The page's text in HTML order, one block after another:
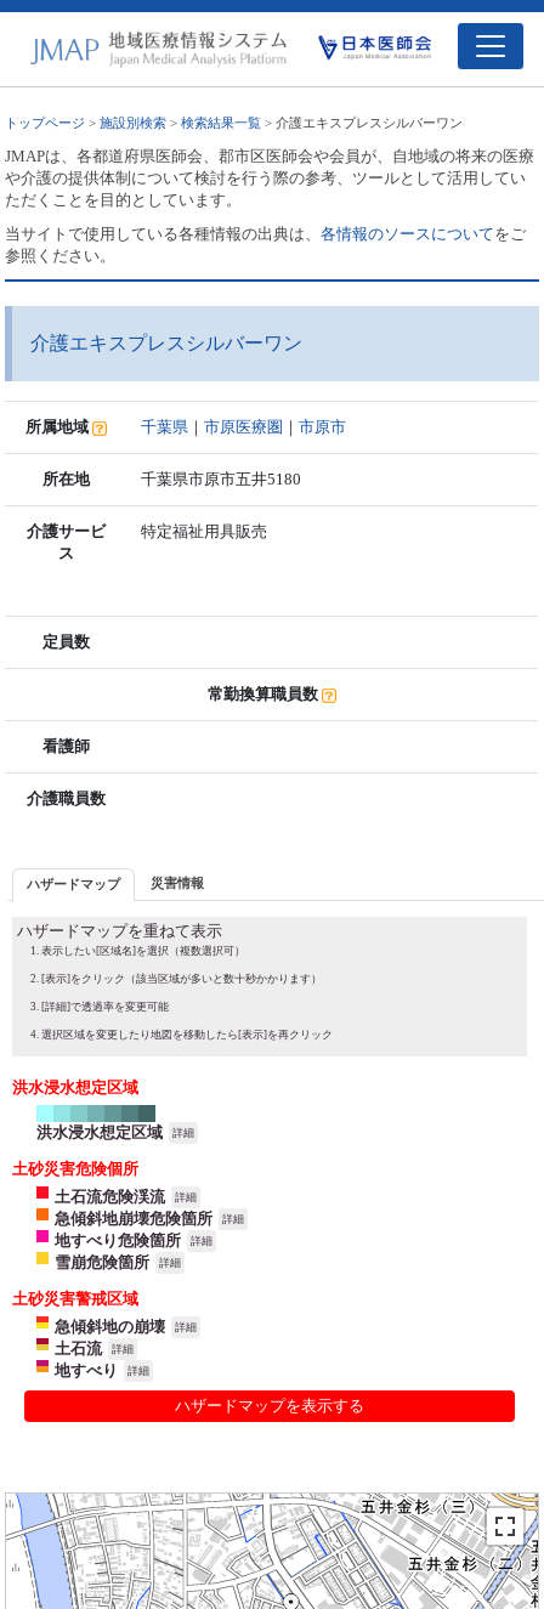
トップページ >施設別検索 >検索結果一覧 > 介護エキスプレスシルバーワン
JMAPは、各都道府県医師会、郡市区医師会や会員が、自地域の将来の医療
や介護の提供体制について検討を行う際の参考、ツールとして活用してい
ただくことを目的としています。
当サイトで使用している各種情報の出典は、各情報のソースについてをご
参照ください。
介護エキスプレスシルバーワン
所属地域 千葉県 ｜市原医療圏 ｜市原市
所在地 千葉県市原市五井5180
介護サービ
ス
特定福祉用具販売
定員数
常勤換算職員数
看護師
介護職員数
ハザードマップ 災害情報
ハザードマップを重ねて表示
表示したい[区域名]を選択（複数選択可）
[表示]をクリック（該当区域が多いと数十秒かかります）
[詳細]で透過率を変更可能
選択区域を変更したり地図を移動したら[表示]を再クリック
洪水浸水想定区域
洪水浸水想定区域 詳細
土砂災害危険個所
土石流危険渓流
詳細
急傾斜地崩壊危険箇所 詳細
地すべり危険箇所 詳細
雪崩危険箇所 詳細
土砂災害警戒区域
急傾斜地の崩壊
詳細
土石流 詳細
地すべり 詳細
ハザードマップを表示する